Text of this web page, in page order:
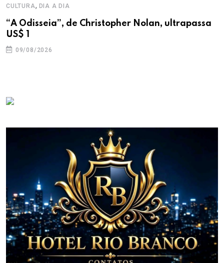
CULTURA, DIA A DIA
“A Odisseia”, de Christopher Nolan, ultrapassa
US$ 1
09/08/2026